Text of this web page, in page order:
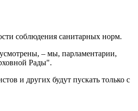
соблюдения санитарных норм.
– мы, парламентарии,
Рады".
и других будут пускать только с